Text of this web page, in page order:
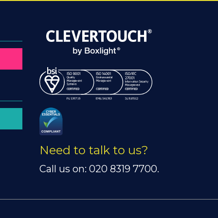
Need to talk to us?
Call us on: 020 8319 7700.